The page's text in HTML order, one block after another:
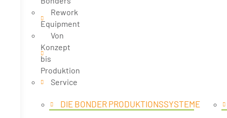
Rework
Equipment
Von
Konzept
bis
Produktion
Service
DIE BONDER PRODUKTIONSSYSTEME